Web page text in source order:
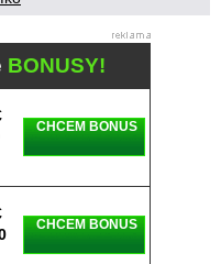
BONUSY!
CHCEM BONUS
CHCEM BONUS